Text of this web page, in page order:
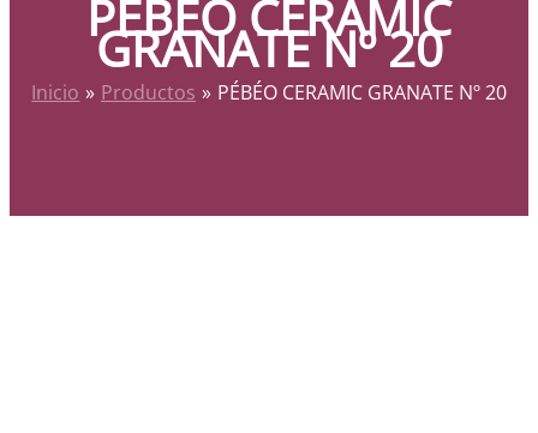
PÉBÉO CERAMIC
GRANATE Nº 20
Inicio Productos PÉBÉO CERAMIC GRANATE Nº 20